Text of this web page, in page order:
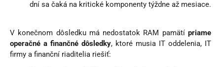
dní sa čaká na kritické komponenty týždne až mesiace.
V konečnom dôsledku má nedostatok RAM pamätí priame
operačné a finančné dôsledky, ktoré musia IT oddelenia, IT
firmy a finanční riaditelia riešiť: